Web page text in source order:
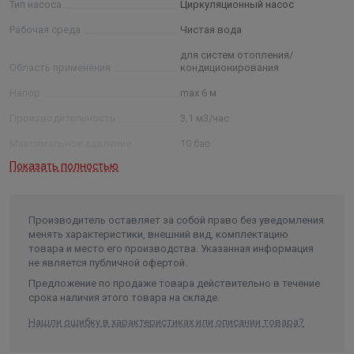
светодиод горит/мигает при неисправности
Встроенная защита электродвигателя
Высокий момент прокручивания
подшипниками скольжения с металлической пропиткой.
Тип насоса Циркуляционный насос
Рабочая среда Чистая вода
Область применения
для систем отопления/
кондиционирования
max 6 м
3,1 м3/час
10 бар
Мощность
Максимальная температура
жидкости
95 °С
Минимальная температура
жидкости
-10°C
Температура окружающей среды -10 .. 40 °C
Монтажная длина 180 мм
Показать полностью
Производитель оставляет за собой право без уведомления
менять характеристики, внешний вид, комплектацию
товара и место его производства. Указанная информация
не является публичной офертой.
Предложение по продаже товара действительно в течение
срока наличия этого товара на складе.
Нашли ошибку в характеристиках или описании товара?